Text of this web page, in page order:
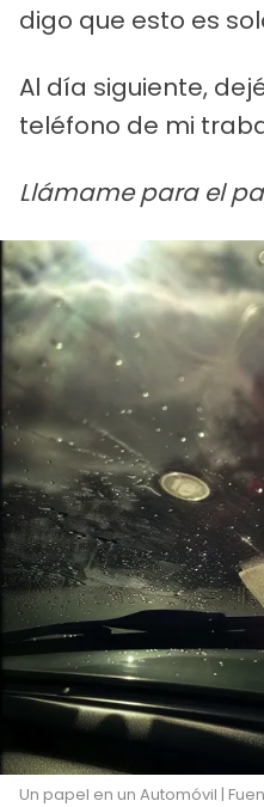
digo que esto es
Al día siguiente,
teléfono de mi
Llámame para el
Un papel en un Automóvil |